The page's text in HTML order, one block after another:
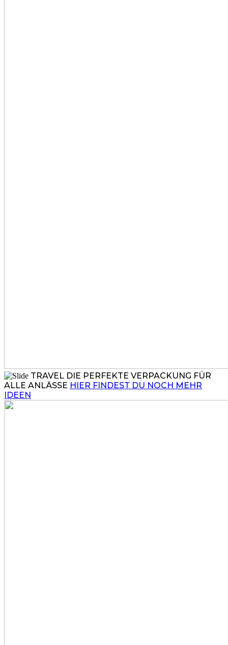
TRAVEL DIE PERFEKTE VERPACKUNG FÜR
ALLE ANLÄSSE HIER FINDEST DU NOCH MEHR
IDEEN